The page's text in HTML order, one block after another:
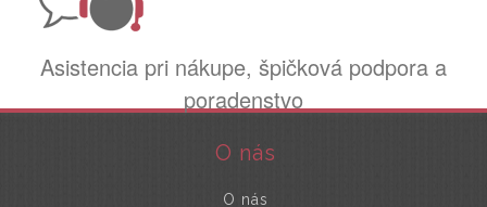
Asistencia pri nákupe, špičková podpora a
poradenstvo
O nás
O nás